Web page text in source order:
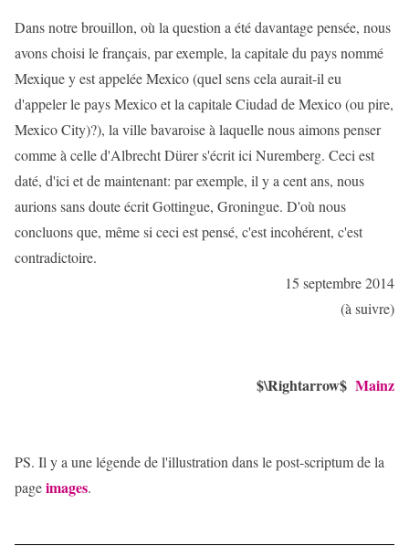
Dans notre brouillon, où la question a été davantage pensée, nous
avons choisi le français, par exemple, la capitale du pays nommé
Mexique y est appelée Mexico (quel sens cela aurait-il eu
d'appeler le pays Mexico et la capitale Ciudad de Mexico (ou pire,
Mexico City)?), la ville bavaroise à laquelle nous aimons penser
comme à celle d'Albrecht Dürer s'écrit ici Nuremberg. Ceci est
daté, d'ici et de maintenant: par exemple, il y a cent ans, nous
aurions sans doute écrit Gottingue, Groningue. D'où nous
concluons que, même si ceci est pensé, c'est incohérent, c'est
contradictoire.
15 septembre 2014
(à suivre)
$\Rightarrow$ Mainz
PS. Il y a une légende de l'illustration dans le post-scriptum de la
pageimages.